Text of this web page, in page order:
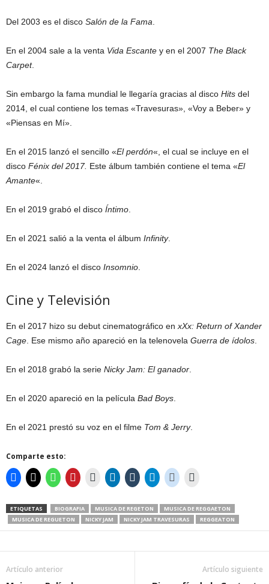
Del 2003 es el disco Salón de la Fama
En el 2004 sale a la venta Vida Escante y en el 2007 The Black
Carpet.
Sin embargo la fama mundial le llegaría gracias al disco Hits del
2014, el cual contiene los temas «Travesuras», «Voy a Beber» y
«Piensas en Mí».
En el 2015 lanzó el sencillo «El perdón«, el cual se incluye en el
disco Fénix del 2017. Este álbum también contiene el tema «El
Amante«.
En el 2019 grabó el disco Íntimo
En el 2021 salió a la venta el álbum Infinity.
En el 2024 lanzó el disco Insomnio
Cine y Televisión
En el 2017 hizo su debut cinematográfico en xXx: Return of Xander
Cage . Ese mismo año apareció en la telenovela Guerra de ídolos
En el 2018 grabó la serie Nicky Jam: El ganador
En el 2020 apareció en la película Bad Boys
En el 2021 prestó su voz en el filme Tom & Jerry.
Comparte esto:
ETIQUETAS BIOGRAFIA MUSICA DE REGETON
MUSICA DE REGGAETON
MUSICA DE REGUETON
NICKY JAM NICKY JAM TRAVESURAS REGGEATON
Artículo anterior Artículo siguiente